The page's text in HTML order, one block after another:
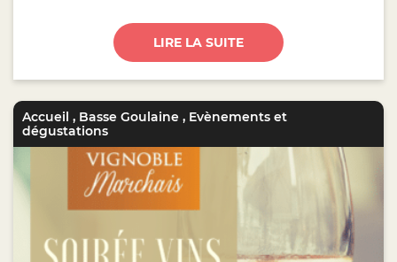
LIRE LA SUITE
Accueil , Basse Goulaine , Evènements et
dégustations